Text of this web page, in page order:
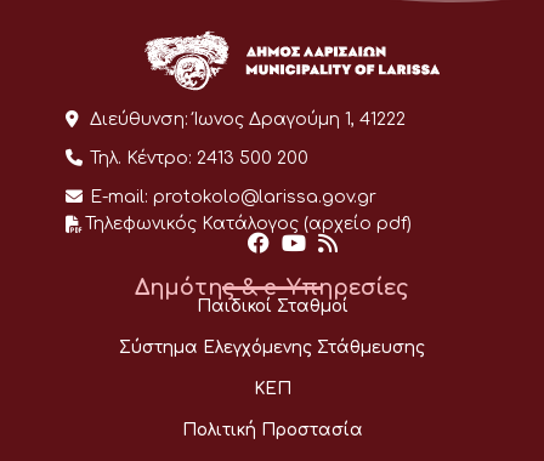
Διεύθυνση: Ίωνος Δραγούμη 1, 41222
Τηλ. Κέντρο: 2413 500 200
E-mail: protokolo@larissa.gov.gr
Τηλεφωνικός Κατάλογος (αρχείο pdf)
Δημότης & e-Υπηρεσίες
Παιδικοί Σταθμοί
Σύστημα Ελεγχόμενης Στάθμευσης
ΚΕΠ
Πολιτική Προστασία